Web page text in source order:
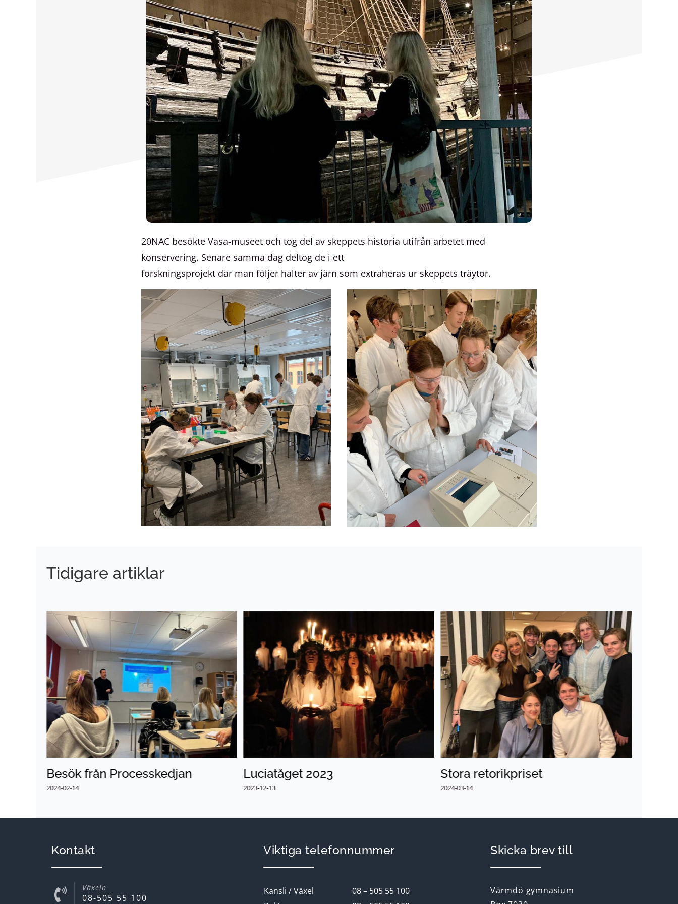
20NAC besökte Vasa-museet och tog del av skeppets historia utifrån arbetet med
konservering. Senare samma dag deltog de i ett
forskningsprojekt där man följer halter av järn som extraheras ur skeppets träytor.
Tidigare artiklar
Besök från Processkedjan
2024-02-14
Luciatåget 2023
2023-12-13
Stora retorikpriset
2024-03-14
Kontakt
Växeln
08-505 55 100
Viktiga telefonnummer
Kansli / Växel
08 – 505 55 100
Skicka brev till
Värmdö gymnasium